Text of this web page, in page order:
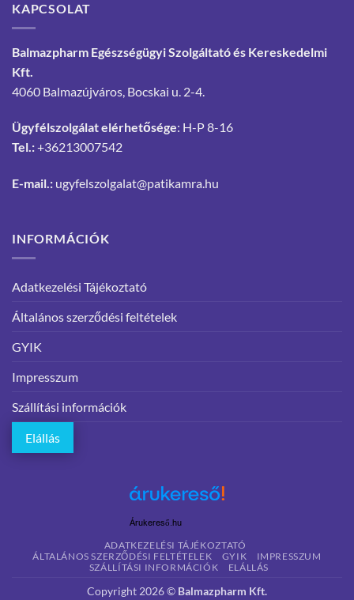
KAPCSOLAT
Balmazpharm Egészségügyi Szolgáltató és Kereskedelmi
Kft.
4060 Balmazújváros, Bocskai u. 2-4.
Ügyfélszolgálat elérhetősége: H-P 8-16
Tel.:+36213007542
E-mail.: ugyfelszolgalat@patikamra.hu
INFORMÁCIÓK
Adatkezelési Tájékoztató
Általános szerződési feltételek
GYIK
Impresszum
Szállítási információk
Elállás
Árukereső.hu
ADATKEZELÉSI TÁJÉKOZTATÓ
ÁLTALÁNOS SZERZŐDÉSI FELTÉTELEK
GYIK
IMPRESSZUM
SZÁLLÍTÁSI INFORMÁCIÓK
ELÁLLÁS
Copyright 2026 © Balmazpharm Kft.